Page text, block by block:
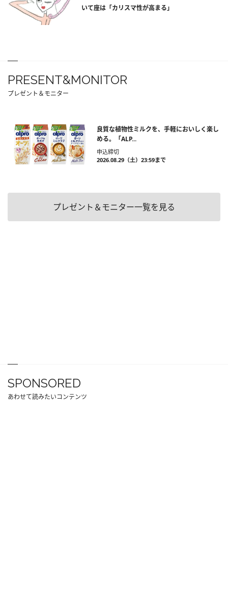
いて座は「カリスマ性が高まる」
PRESENT&MONITOR
プレゼント＆モニター
良質な植物性ミルクを、手軽においしく楽し
める。「ALP...
申込締切
2026.08.29（土）23:59まで
プレゼント＆モニター一覧を見る
SPONSORED
あわせて読みたいコンテンツ